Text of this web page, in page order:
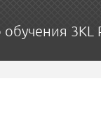
3KL